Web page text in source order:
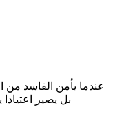
عندما يأمن الفاسد من
بل يصير